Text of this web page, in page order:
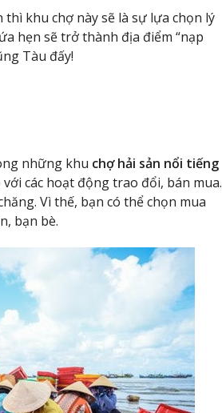
thì khu chợ này sẽ là sự lựa chọn lý
hẹn sẽ trở thành địa điểm “nạp
Tàu đấy!
những khu chợ hải sản nổi tiếng
các hoạt động trao đổi, bán mua.
Vì thế, bạn có thể chọn mua
bạn bè.